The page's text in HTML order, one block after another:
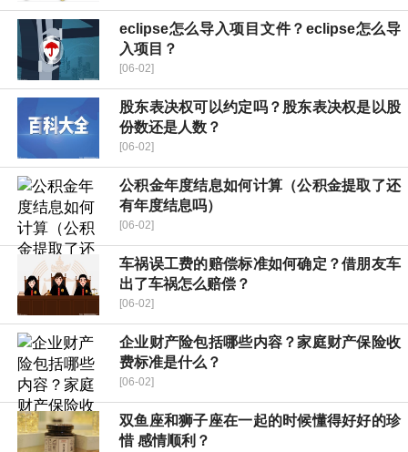
eclipse怎么导入项目文件？eclipse怎么导
入项目？
[06-02]
股东表决权可以约定吗？股东表决权是以股
份数还是人数？
[06-02]
公积金年度结息如何计算（公积金提取了还
有年度结息吗）
[06-02]
车祸误工费的赔偿标准如何确定？借朋友车
出了车祸怎么赔偿？
[06-02]
企业财产险包括哪些内容？家庭财产保险收
费标准是什么？
[06-02]
双鱼座和狮子座在一起的时候懂得好好的珍
惜 感情顺利？